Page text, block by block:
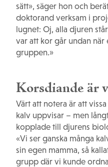
sätt», säger hon och
doktorand verksam i
lugnet: Oj, alla djuren
var att kor går undan
gruppen.»
Korsdiande är
Värt att notera är att
kalv uppvisar – men
kopplade till djurens
«Vi ser ganska många
sin egen mamma, så
grupp där vi kunde